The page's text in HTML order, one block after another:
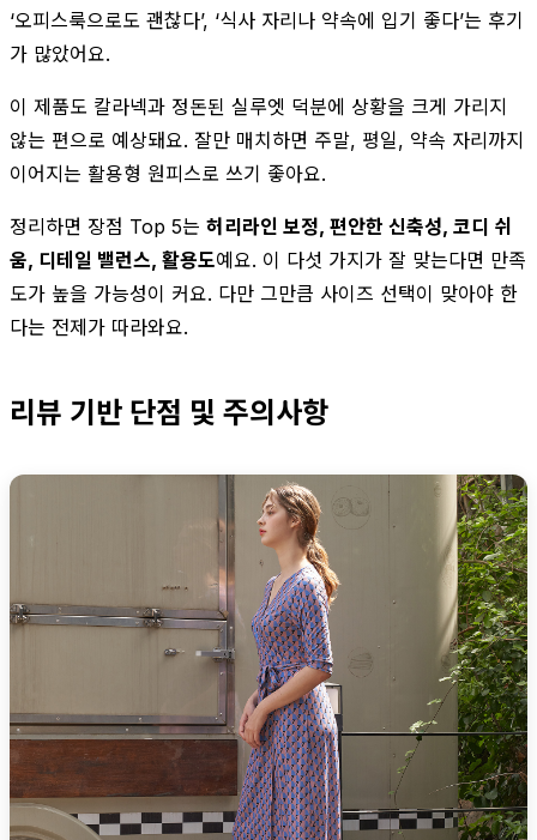
‘오피스룩으로도 괜찮다’, ‘식사 자리나 약속에 입기 좋다’는 후기
가 많았어요.
이 제품도 칼라넥과 정돈된 실루엣 덕분에 상황을 크게 가리지
않는 편으로 예상돼요. 잘만 매치하면 주말, 평일, 약속 자리까지
이어지는 활용형 원피스로 쓰기 좋아요.
정리하면 장점 Top 5는 허리라인 보정, 편안한 신축성, 코디 쉬
움, 디테일 밸런스, 활용도예요. 이 다섯 가지가 잘 맞는다면 만족
도가 높을 가능성이 커요. 다만 그만큼 사이즈 선택이 맞아야 한
다는 전제가 따라와요.
리뷰 기반 단점 및 주의사항